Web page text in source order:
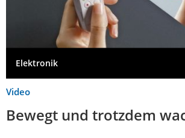
Elektronik
Video
Bewegt und trotzdem